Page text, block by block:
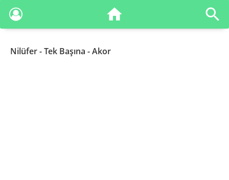
Nilüfer- Tek Başına - Akor